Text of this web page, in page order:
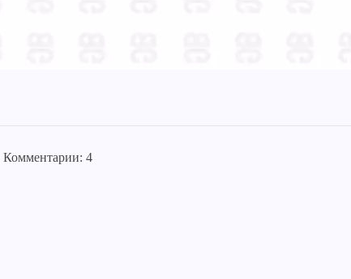
Комментарии: 4